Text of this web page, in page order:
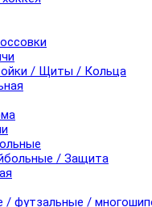
/ Щиты / Кольца
/ Защита
/ футзальные /